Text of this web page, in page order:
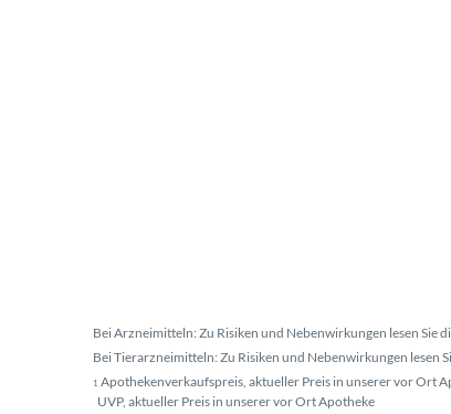
Bei Arzneimitteln: Zu Risiken und Nebenwirkungen lesen Sie
Bei Tierarzneimitteln: Zu Risiken und Nebenwirkungen lesen
1 Apothekenverkaufspreis, aktueller Preis in unserer vor Ort
UVP, aktueller Preis in unserer vor Ort Apotheke